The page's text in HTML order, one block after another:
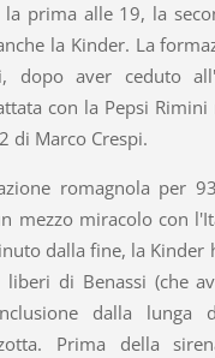
prima alle 19, la
la Kinder. La
dopo aver ceduto
con la Pepsi
di Marco Crespi.
romagnola per
mezzo miracolo con
dalla fine, la Kinder
di Benassi (che
dalla lunga
Prima della